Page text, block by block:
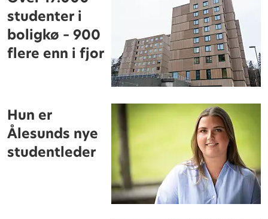
studenter i
boligkø – 900
flere enn i fjor
Hun er
Ålesunds nye
studentleder